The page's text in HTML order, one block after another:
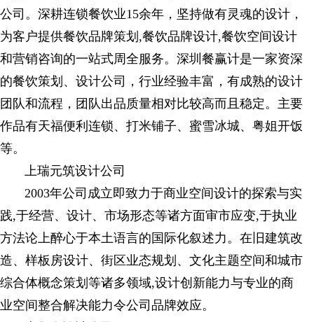
公司。深耕连锁餐饮业15余年，坚持做有灵魂的设计，
为客户提供餐饮品牌策划,餐饮品牌设计,餐饮空间设计
和营销咨询的一站式周全服务。深圳餐赢计是一家资深
的餐饮策划、设计公司，行业经验丰富，有成熟的设计
团队和流程，团队出品质量相对比较高而且稳定。主要
作品有天福便利连锁、打米铺子、蜜雪冰城、粤姐开饭
等。
上瑞元筑设计公司
2003年公司成立即致力于商业空间设计的探索与实
践,于经营、设计、市场形态等诸方面审市应变,于执业
方法论上醉心于本土语言的国际化叙述力。在旧建筑改
造、样板房设计、街区业态规划、文化主题空间和城市
综合体概念策划等诸多领域,设计创新能力与专业的商
业空间整合解决能力令公司品牌效应。